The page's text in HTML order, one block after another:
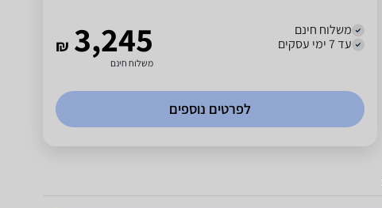
משלוח חינם
עד 7 ימי עסקים
₪ 3,245
משלוח חינם
לפרטים נוספים